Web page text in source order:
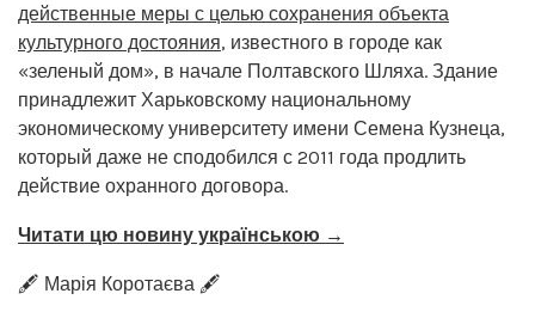
действенные меры с целью сохранения объекта
культурного достояния, известного в городе как
«зеленый дом», в начале Полтавского Шляха. Здание
принадлежит Харьковскому национальному
экономическому университету имени Семена Кузнеца,
который даже не сподобился с 2011 года продлить
действие охранного договора.
Читати цю новину українською →
🖋️ Марія Коротаєва 🖋️